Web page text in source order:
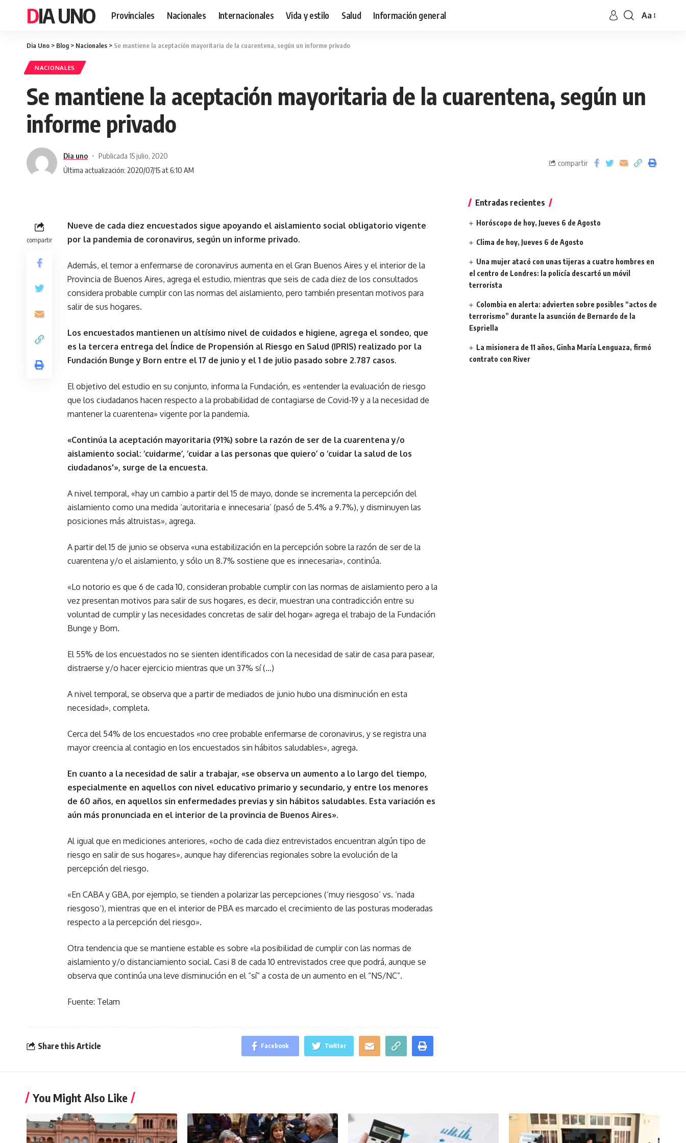
DIA UNO Provinciales Nacionales Internacionales Vida y estilo Salud Información general Aa
Dia Uno > Blog > Nacionales > Se mantiene la aceptación mayoritaria de la cuarentena, según un informe privado
NACIONALES
Se mantiene la aceptación mayoritaria de la cuarentena, según un
informe privado
Última actualización: 2020/07/15 at 6:10 AM
Dia uno Publicada 15 julio, 2020
compartir
compartir
Nueve de cada diez encuestados sigue apoyando el aislamiento social obligatorio vigente
por la pandemia de coronavirus, según un informe privado.
Además, el temor a enfermarse de coronavirus aumenta en el Gran Buenos Aires y el interior de la
Provincia de Buenos Aires, agrega el estudio, mientras que seis de cada diez de los consultados
considera probable cumplir con las normas del aislamiento, pero también presentan motivos para
salir de sus hogares.
Los encuestados mantienen un altísimo nivel de cuidados e higiene, agrega el sondeo, que
es la tercera entrega del Índice de Propensión al Riesgo en Salud (IPRIS) realizado por la
Fundación Bunge y Born entre el 17 de junio y el 1 de julio pasado sobre 2.787 casos.
El objetivo del estudio en su conjunto, informa la Fundación, es «entender la evaluación de riesgo
que los ciudadanos hacen respecto a la probabilidad de contagiarse de Covid-19 y a la necesidad de
mantener la cuarentena» vigente por la pandemia.
«Continúa la aceptación mayoritaria (91%) sobre la razón de ser de la cuarentena y/o
aislamiento social: ‘cuidarme’, ‘cuidar a las personas que quiero’ o ‘cuidar la salud de los
ciudadanos'», surge de la encuesta.
A nivel temporal, «hay un cambio a partir del 15 de mayo, donde se incrementa la percepción del
aislamiento como una medida ‘autoritaria e innecesaria’ (pasó de 5.4% a 9.7%), y disminuyen las
posiciones más altruistas», agrega.
A partir del 15 de junio se observa «una estabilización en la percepción sobre la razón de ser de la
cuarentena y/o el aislamiento, y sólo un 8.7% sostiene que es innecesaria», continúa.
«Lo notorio es que 6 de cada 10, consideran probable cumplir con las normas de aislamiento pero a la
vez presentan motivos para salir de sus hogares, es decir, muestran una contradicción entre su
voluntad de cumplir y las necesidades concretas de salir del hogar» agrega el trabajo de la Fundación
Bunge y Born.
El 55% de los encuestados no se sienten identificados con la necesidad de salir de casa para pasear,
distraerse y/o hacer ejercicio mientras que un 37% sí (…)
A nivel temporal, se observa que a partir de mediados de junio hubo una disminución en esta
necesidad», completa.
Cerca del 54% de los encuestados «no cree probable enfermarse de coronavirus, y se registra una
mayor creencia al contagio en los encuestados sin hábitos saludables», agrega.
En cuanto a la necesidad de salir a trabajar, «se observa un aumento a lo largo del tiempo,
especialmente en aquellos con nivel educativo primario y secundario, y entre los menores
de 60 años, en aquellos sin enfermedades previas y sin hábitos saludables. Esta variación es
aún más pronunciada en el interior de la provincia de Buenos Aires».
Al igual que en mediciones anteriores, «ocho de cada diez entrevistados encuentran algún tipo de
riesgo en salir de sus hogares», aunque hay diferencias regionales sobre la evolución de la
percepción del riesgo.
«En CABA y GBA, por ejemplo, se tienden a polarizar las percepciones (‘muy riesgoso’ vs. ‘nada
riesgoso’), mientras que en el interior de PBA es marcado el crecimiento de las posturas moderadas
respecto a la percepción del riesgo».
Otra tendencia que se mantiene estable es sobre «la posibilidad de cumplir con las normas de
aislamiento y/o distanciamiento social. Casi 8 de cada 10 entrevistados cree que podrá, aunque se
observa que continúa una leve disminución en el “sí” a costa de un aumento en el “NS/NC”.
Fuente: Telam
Share this Article Facebook Twitter
Entradas recientes
Horóscopo de hoy, Jueves 6 de Agosto
Clima de hoy, Jueves 6 de Agosto
Una mujer atacó con unas tijeras a cuatro hombres en
el centro de Londres: la policía descartó un móvil
terrorista
Colombia en alerta: advierten sobre posibles “actos de
terrorismo” durante la asunción de Bernardo de la
Espriella
La misionera de 11 años, Ginha María Lenguaza, firmó
contrato con River
You Might Also Like